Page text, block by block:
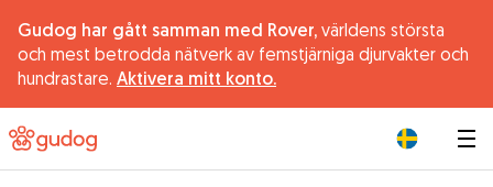
Gudog har gått samman med Rover, världens största
och mest betrodda nätverk av femstjärniga djurvakter och
hundrastare. Aktivera mitt konto.